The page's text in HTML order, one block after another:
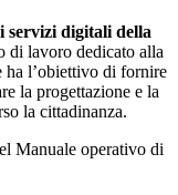
servizi digitali della
di lavoro dedicato alla
l’obiettivo di fornire
la progettazione e la
la cittadinanza.
Manuale operativo di